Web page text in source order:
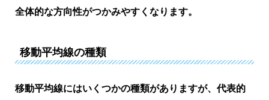
全体的な方向性がつかみやすくなります。
移動平均線の種類
移動平均線にはいくつかの種類がありますが、代表的